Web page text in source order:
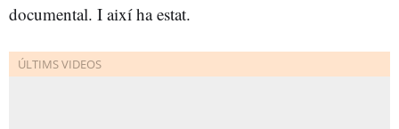
documental. I així ha estat.